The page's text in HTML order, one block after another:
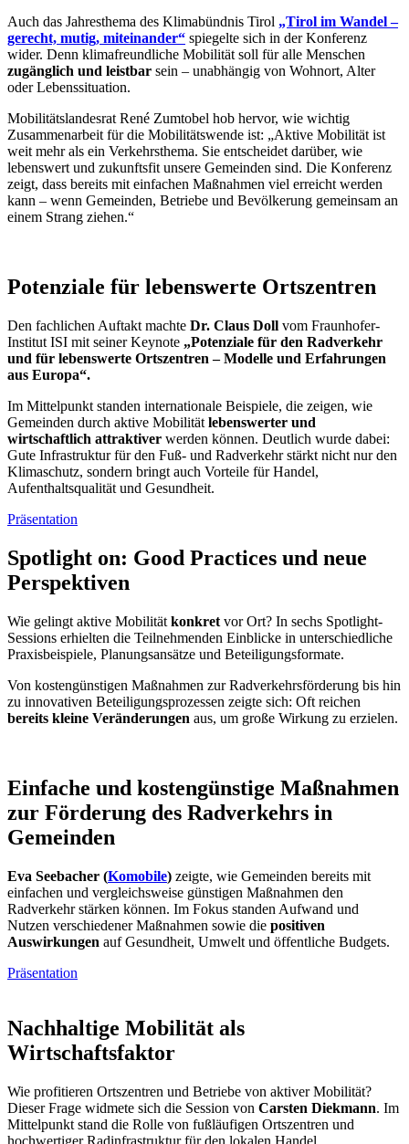
Auch das Jahresthema des Klimabündnis Tirol „Tirol im Wandel –
gerecht, mutig, miteinander“ spiegelte sich in der Konferenz
wider. Denn klimafreundliche Mobilität soll für alle Menschen
zugänglich und leistbar sein – unabhängig von Wohnort, Alter
oder Lebenssituation.
MobilitätslandesratRené Zumtobel hob hervor, wie wichtig
Zusammenarbeit für die Mobilitätswende ist: „Aktive Mobilität ist
weit mehr als ein Verkehrsthema. Sie entscheidet darüber, wie
lebenswert und zukunftsfit unsere Gemeinden sind. Die Konferenz
zeigt, dass bereits mit einfachen Maßnahmen viel erreicht werden
kann – wenn Gemeinden, Betriebe und Bevölkerung gemeinsam an
einem Strang ziehen.“
Potenziale für lebenswerte Ortszentren
Den fachlichen Auftakt machte Dr. Claus Doll vom Fraunhofer-
Institut ISI mit seiner Keynote „Potenziale für den Radverkehr
und für lebenswerte Ortszentren – Modelle und Erfahrungen
aus Europa“.
Im Mittelpunkt standen internationale Beispiele, die zeigen, wie
Gemeinden durch aktive Mobilität lebenswerter und
wirtschaftlich attraktiver werden können. Deutlich wurde dabei:
Gute Infrastruktur für den Fuß- und Radverkehr stärkt nicht nur den
Klimaschutz, sondern bringt auch Vorteile für Handel,
Aufenthaltsqualität und Gesundheit.
Präsentation
Spotlight on: Good Practices und neue
Perspektiven
Wie gelingt aktive Mobilität konkret vor Ort? In sechs Spotlight-
Sessions erhielten die Teilnehmenden Einblicke in unterschiedliche
Praxisbeispiele, Planungsansätze und Beteiligungsformate.
Von kostengünstigen Maßnahmen zur Radverkehrsförderung bis hin
zu innovativen Beteiligungsprozessen zeigte sich: Oft reichen
bereits kleine Veränderungen aus, um große Wirkung zu erzielen.
Einfache und kostengünstige Maßnahmen
zur Förderung des Radverkehrs in
Gemeinden
Eva Seebacher (Komobile) zeigte, wie Gemeinden bereits mit
einfachen und vergleichsweise günstigen Maßnahmen den
Radverkehr stärken können. Im Fokus standen Aufwand und
Nutzen verschiedener Maßnahmen sowie die positiven
Auswirkungen auf Gesundheit, Umwelt und öffentliche Budgets.
Präsentation
Nachhaltige Mobilität als
Wirtschaftsfaktor
Wie profitieren Ortszentren und Betriebe von aktiver Mobilität?
Dieser Frage widmete sich die Session von Carsten Diekmann. Im
Mittelpunkt stand die Rolle von fußläufigen Ortszentren und
hochwertiger Radinfrastruktur für den lokalen Handel.